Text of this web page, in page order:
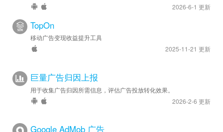
2026-6-1 更新
TopOn
移动广告变现收益提升工具
2025-11-21 更新
巨量广告归因上报
用于收集广告归因所需信息，评估广告投放转化效果。
2026-2-6 更新
Google AdMob 广告